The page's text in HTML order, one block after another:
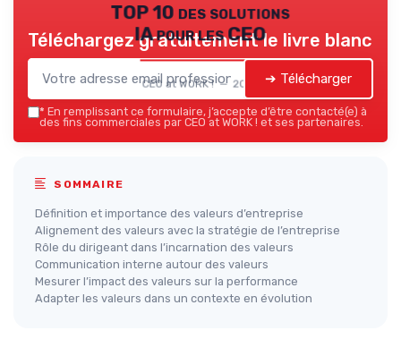
TOP 10 des solutions
IA pour les CEO
CEO at WORK ! — 2026
Téléchargez gratuitement le livre blanc
➔ Télécharger
* En remplissant ce formulaire, j’accepte d’être contacté(e) à
des fins commerciales par CEO at WORK ! et ses partenaires.
SOMMAIRE
Définition et importance des valeurs d’entreprise
Alignement des valeurs avec la stratégie de l’entreprise
Rôle du dirigeant dans l’incarnation des valeurs
Communication interne autour des valeurs
Mesurer l’impact des valeurs sur la performance
Adapter les valeurs dans un contexte en évolution